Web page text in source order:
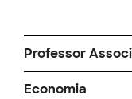
Professor
Economia